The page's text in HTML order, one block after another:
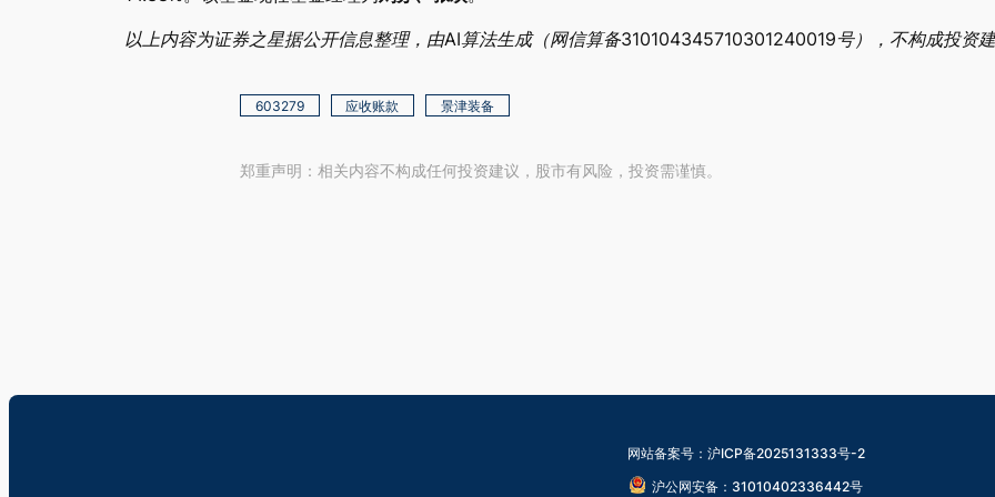
以上内容为证券之星据公开信息整理，由AI算法生成（网信算备310104345710301240019号），不构成投资
603279 应收账款 景津装备
郑重声明：相关内容不构成任何投资建议，股市有风险，投资需谨慎。
网站备案号：沪ICP备2025131333号-2
沪公网安备：31010402336442号